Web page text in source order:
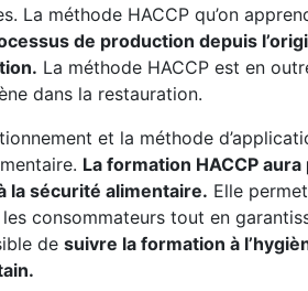
La méthode HACCP qu’on
de production depuis
La méthode HACCP est en
dans la restauration.
et la méthode
La formation HACCP
la sécurité alimentaire. Elle
consommateurs tout en
de suivre la formation à